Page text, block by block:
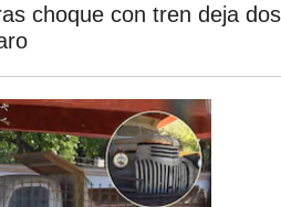
choque con tren deja dos